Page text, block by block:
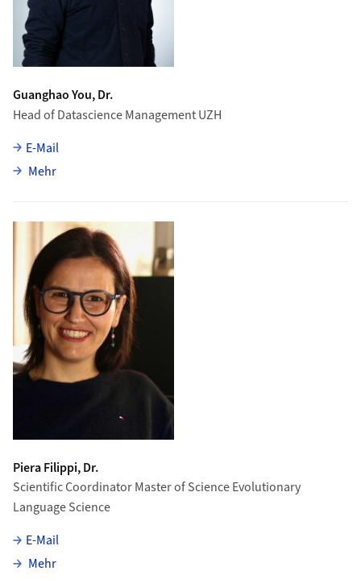
Guanghao You, Dr.
Head of Datascience Management UZH
E-Mail
Mehrüber Guanghao You
Piera Filippi, Dr.
Scientific Coordinator Master of Science Evolutionary
Language Science
E-Mail
Mehrüber Piera Filippi